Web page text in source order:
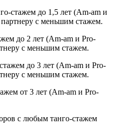
стажем до 1,5 лет (Am-am и
с меньшим стажем.
до 2 лет (Am-am и Pro-
с меньшим стажем.
до 3 лет (Am-am и Pro-
с меньшим стажем.
от 3 лет (Am-am и Pro-
с любым танго-стажем